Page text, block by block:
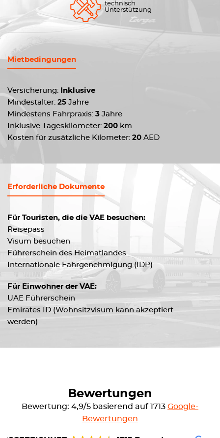
technisch
Unterstützung
Mietbedingungen
Versicherung:
Inklusive
Mindestalter: 25 Jahre
Mindestens Fahrpraxis: 3 Jahre
Inklusive Tageskilometer: 200 km
Kosten für zusätzliche Kilometer: 20 AED
Erforderliche Dokumente
Für Touristen, die die VAE besuchen:
Reisepass
Visum besuchen
Führerschein des Heimatlandes
Internationale Fahrgenehmigung (IDP)
Für Einwohner der VAE:
UAE Führerschein
Emirates ID (Wohnsitzvisum kann akzeptiert
werden)
Bewertungen
Bewertung: 4,9/5 basierend auf 1713 Google-
Bewertungen